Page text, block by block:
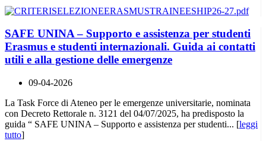
SAFE UNINA – Supporto e assistenza per studenti
Erasmus e studenti internazionali. Guida ai contatti
utili e alla gestione delle emergenze
09-04-2026
La Task Force di Ateneo per le emergenze universitarie, nominata
con Decreto Rettorale n. 3121 del 04/07/2025, ha predisposto la
guida “ SAFE UNINA – Supporto e assistenza per studenti... [leggi
tutto]